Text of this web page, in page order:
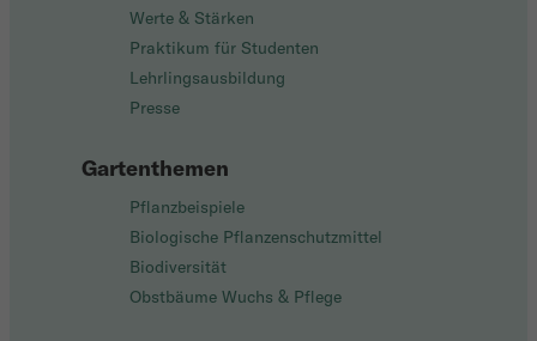
Werte & Stärken
Praktikum für Studenten
Lehrlingsausbildung
Presse
Gartenthemen
Pflanzbeispiele
Biologische Pflanzenschutzmittel
Biodiversität
Obstbäume Wuchs & Pflege